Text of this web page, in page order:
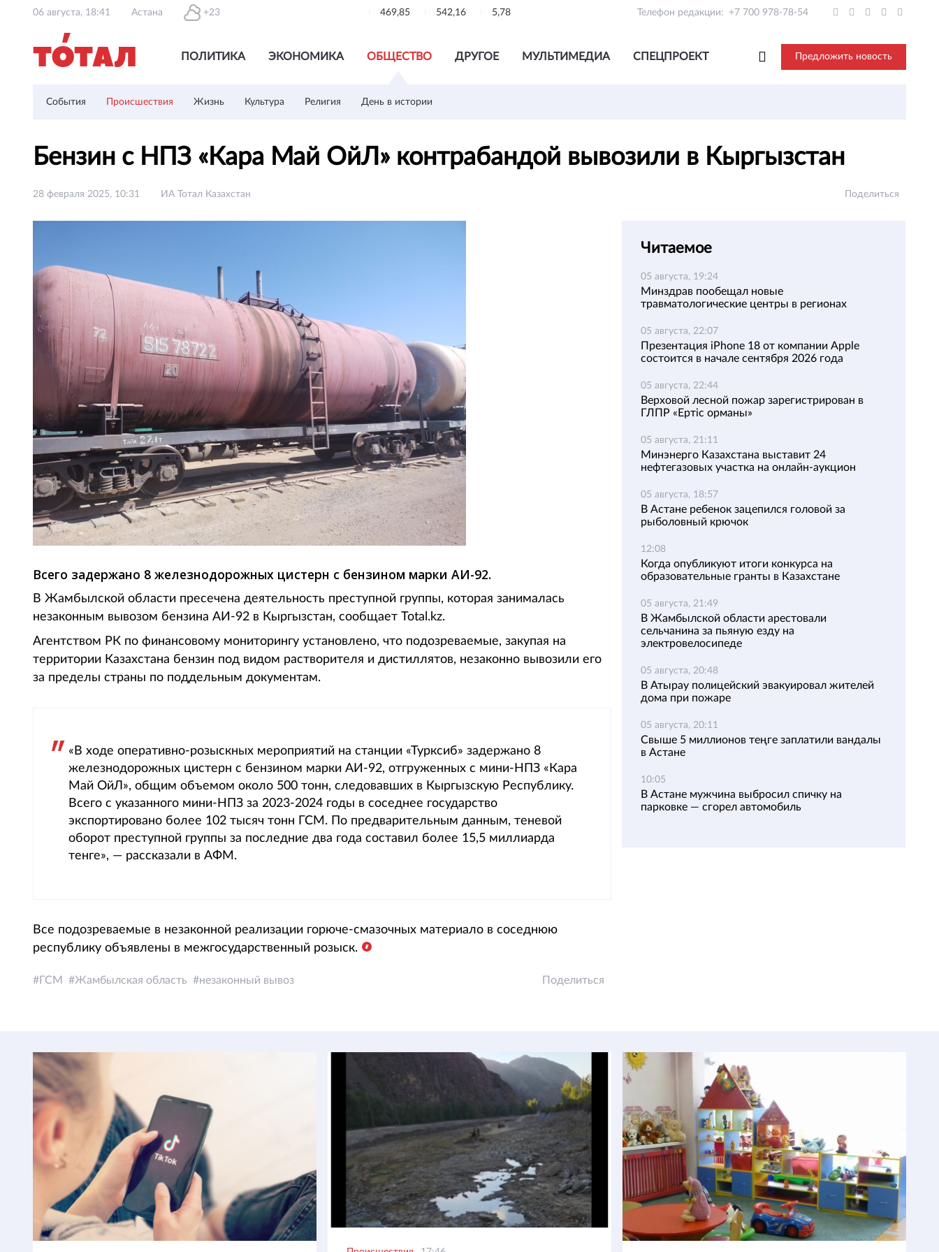
06 августа, 18:41 Астана +23 469,85 542,16 5,78 Телефон редакции: +7 700 978-78-54
ПОЛИТИКА ЭКОНОМИКА ОБЩЕСТВО ДРУГОЕ МУЛЬТИМЕДИА СПЕЦПРОЕКТ Предложить новость
События Происшествия Жизнь Культура Религия День в истории
Бензин с НПЗ «Кара Май ОйЛ» контрабандой вывозили в Кыргызстан
28 февраля 2025, 10:31 ИА Тотал Казахстан Поделиться
Всего задержано 8 железнодорожных цистерн с бензином марки АИ-92.
В Жамбылской области пресечена деятельность преступной группы, которая занималась
незаконным вывозом бензина АИ-92 в Кыргызстан, сообщает Total.kz.
Агентством РК по финансовому мониторингу установлено, что подозреваемые, закупая на
территории Казахстана бензин под видом растворителя и дистиллятов, незаконно вывозили его
за пределы страны по поддельным документам.
«В ходе оперативно-розыскных мероприятий на станции «Турксиб» задержано 8
железнодорожных цистерн с бензином марки АИ-92, отгруженных с мини-НПЗ «Кара
Май ОйЛ», общим объемом около 500 тонн, следовавших в Кыргызскую Республику.
Всего с указанного мини-НПЗ за 2023-2024 годы в соседнее государство
экспортировано более 102 тысяч тонн ГСМ. По предварительным данным, теневой
оборот преступной группы за последние два года составил более 15,5 миллиарда
тенге», — рассказали в АФМ.
Все подозреваемые в незаконной реализации горюче-смазочных материало в соседнюю
республику объявлены в межгосударственный розыск.
ГСМ Жамбылская область незаконный вывоз Поделиться
Читаемое
05 августа, 19:24
Минздрав пообещал новые
травматологические центры в регионах
05 августа, 22:07
Презентация iPhone 18 от компании Apple
состоится в начале сентября 2026 года
05 августа, 22:44
Верховой лесной пожар зарегистрирован в
ГЛПР «Ертіс орманы»
05 августа, 21:11
Минэнерго Казахстана выставит 24
нефтегазовых участка на онлайн-аукцион
05 августа, 18:57
В Астане ребенок зацепился головой за
рыболовный крючок
12:08
Когда опубликуют итоги конкурса на
образовательные гранты в Казахстане
05 августа, 21:49
В Жамбылской области арестовали
сельчанина за пьяную езду на
электровелосипеде
05 августа, 20:48
В Атырау полицейский эвакуировал жителей
дома при пожаре
05 августа, 20:11
Свыше 5 миллионов теңге заплатили вандалы
в Астане
10:05
В Астане мужчина выбросил спичку на
парковке — сгорел автомобиль